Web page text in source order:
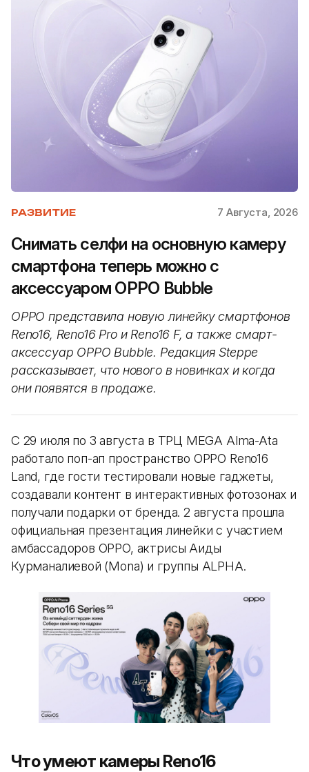
РАЗВИТИЕ 7 Августа, 2026
Снимать селфи на основную камеру
смартфона теперь можно с
аксессуаром OPPO Bubble
OPPO представила новую линейку смартфонов
Reno16, Reno16 Pro и Reno16 F, а также смарт-
аксессуар OPPO Bubble. Редакция Steppe
рассказывает, что нового в новинках и когда
они появятся в продаже.
С 29 июля по 3 августа в ТРЦ MEGA Alma-Ata
работало поп-ап пространство OPPO Reno16
Land, где гости тестировали новые гаджеты,
создавали контент в интерактивных фотозонах и
получали подарки от бренда. 2 августа прошла
официальная презентация линейки с участием
амбассадоров OPPO, актрисы Аиды
Курманалиевой (Mona) и группы ALPHA.
Что умеют камеры Reno16